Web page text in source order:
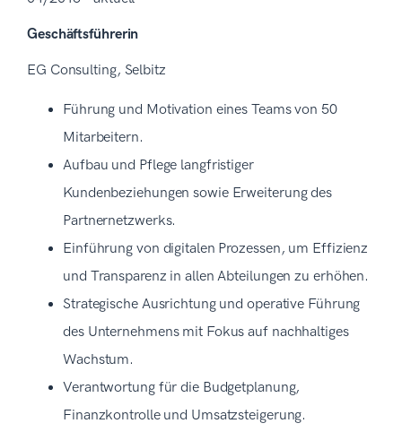
Geschäftsführerin
EG Consulting, Selbitz
Führung und Motivation eines Teams von 50
Mitarbeitern.
Aufbau und Pflege langfristiger
Kundenbeziehungen sowie Erweiterung des
Partnernetzwerks.
Einführung von digitalen Prozessen, um Effizienz
und Transparenz in allen Abteilungen zu erhöhen.
Strategische Ausrichtung und operative Führung
des Unternehmens mit Fokus auf nachhaltiges
Wachstum.
Verantwortung für die Budgetplanung,
Finanzkontrolle und Umsatzsteigerung.